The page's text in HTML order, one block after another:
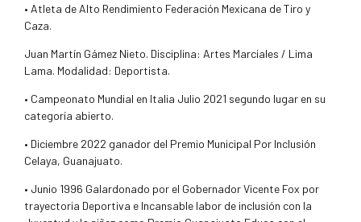
• Atleta de Alto Rendimiento Federación Mexicana de Tiro y
Caza.
Juan Martín Gámez Nieto. Disciplina: Artes Marciales / Lima
Lama. Modalidad: Deportista.
• Campeonato Mundial en Italia Julio 2021 segundo lugar en su
categoría abierto.
• Diciembre 2022 ganador del Premio Municipal Por Inclusión
Celaya, Guanajuato.
• Junio 1996 Galardonado por el Gobernador Vicente Fox por
trayectoria Deportiva e Incansable labor de inclusión con la